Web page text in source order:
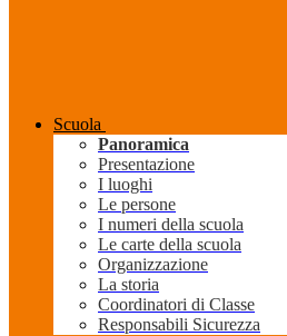
Scuola
Panoramica
Presentazione
I luoghi
Le persone
I numeri della scuola
Le carte della scuola
Organizzazione
La storia
Coordinatori di Classe
Responsabili Sicurezza